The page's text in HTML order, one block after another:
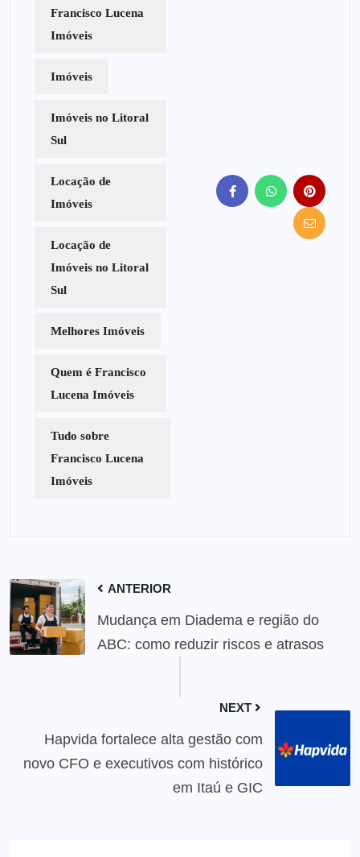
Francisco Lucena
Imóveis
Imóveis
Imóveis no Litoral
Sul
Locação de
Imóveis
Locação de
Imóveis no Litoral
Sul
Melhores Imóveis
Quem é Francisco
Lucena Imóveis
Tudo sobre
Francisco Lucena
Imóveis
ANTERIOR
Mudança em Diadema e região do
ABC: como reduzir riscos e atrasos
NEXT
Hapvida fortalece alta gestão com
novo CFO e executivos com histórico
em Itaú e GIC